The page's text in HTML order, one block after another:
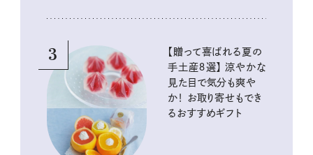
3
【贈って喜ばれる夏の
手土産８選】 涼やかな
見た目で気分も爽や
か！ お取り寄せもでき
るおすすめギフト